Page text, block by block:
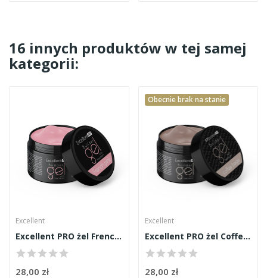
16 innych produktów w tej samej
kategorii:
Excellent
Excellent PRO żel French Pink 15ml
28,00 zł
Obecnie brak na stanie
Excellent
Excellent PRO żel Coffee Beige 15ml
28,00 zł